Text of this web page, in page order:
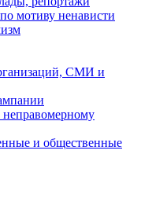
мотиву ненависти
СМИ и
и общественные